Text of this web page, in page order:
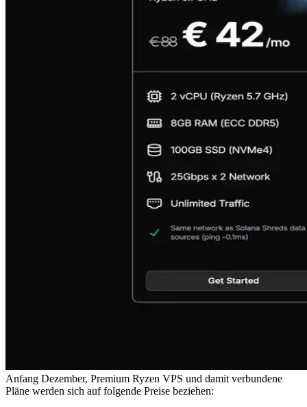
Anfang Dezember, Premium Ryzen VPS und damit verbundene
Pläne werden sich auf folgende Preise beziehen: